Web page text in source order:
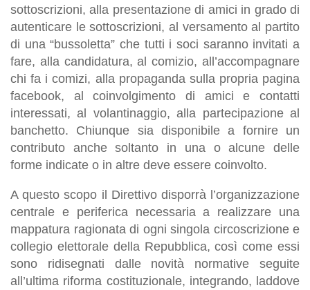
sottoscrizioni, alla presentazione di amici in grado di
autenticare le sottoscrizioni, al versamento al partito
di una “bussoletta” che tutti i soci saranno invitati a
fare, alla candidatura, al comizio, all’accompagnare
chi fa i comizi, alla propaganda sulla propria pagina
facebook, al coinvolgimento di amici e contatti
interessati, al volantinaggio, alla partecipazione al
banchetto. Chiunque sia disponibile a fornire un
contributo anche soltanto in una o alcune delle
forme indicate o in altre deve essere coinvolto.
A questo scopo il Direttivo disporrà l’organizzazione
centrale e periferica necessaria a realizzare una
mappatura ragionata di ogni singola circoscrizione e
collegio elettorale della Repubblica, così come essi
sono ridisegnati dalle novità normative seguite
all’ultima riforma costituzionale, integrando, laddove